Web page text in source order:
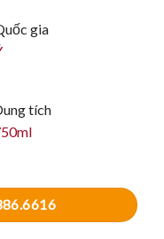
gia
tích